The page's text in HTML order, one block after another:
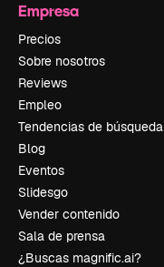
Empresa
Precios
Sobre nosotros
Reviews
Empleo
Tendencias de búsqueda
Blog
Eventos
Slidesgo
Vender contenido
Sala de prensa
¿Buscas magnific.ai?